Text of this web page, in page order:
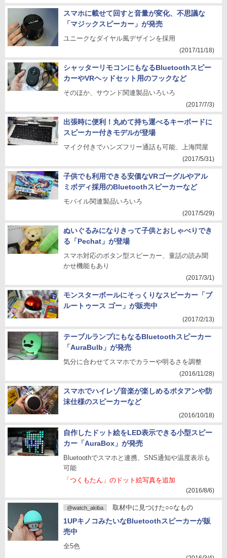
スマホに載せて回すと音量が変化、不思議な
「マジックスピーカー」が発売
ユニークなダイヤル風デザインを採用
(2017/11/18)
シャッターリモコンにもなるBluetoothスピー
カーやVRヘッドセット用のフックなど
そのほか、サウンド関連製品いろいろ
(2017/7/3)
出張時に便利！丸めて持ち運べるキーボードに
スピーカー付きモデルが登場
マイク付きでハンズフリー通話も可能、上海問屋
(2017/5/31)
子供でも利用できる安価なVRゴーグルやアル
ミボディ採用のBluetoothスピーカーなど
モバイル関連製品いろいろ
(2017/5/29)
ぬいぐるみになりきって子供とおしゃべりでき
る「Pechat」が登場
スマホ対応のボタン型スピーカー、童話の読み聞
かせ機能もあり
(2017/3/1)
モンスターボールにそっくりなスピーカー「ブ
ルートゥース ゴー」が販売中
(2017/2/13)
テーブルランプにもなるBluetoothスピーカー
「AuraBulb」が発売
気分に合わせてスマホでカラーや明るさを調整
(2016/11/28)
スマホでハイレゾ音楽が楽しめるポタアンや防
沫仕様のスピーカーなど
(2016/10/18)
自作したドット絵をLED表示できる小型スピー
カー「AuraBox」が発売
Bluetoothでスマホと連携、SNS通知や温度表示も
可能
「つくもたん」のドット絵写真を追加
(2016/8/6)
@watch_akiba 取材中に見つけた○○なもの
1UPキノコみたいなBluetoothスピーカーが販
売中
全5色